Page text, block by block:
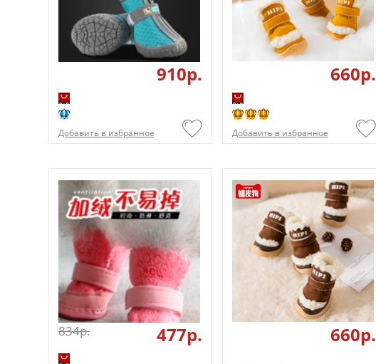
910p.
Добавить в избранное
660p.
Добавить в избранное
834p. 477p. 660p.